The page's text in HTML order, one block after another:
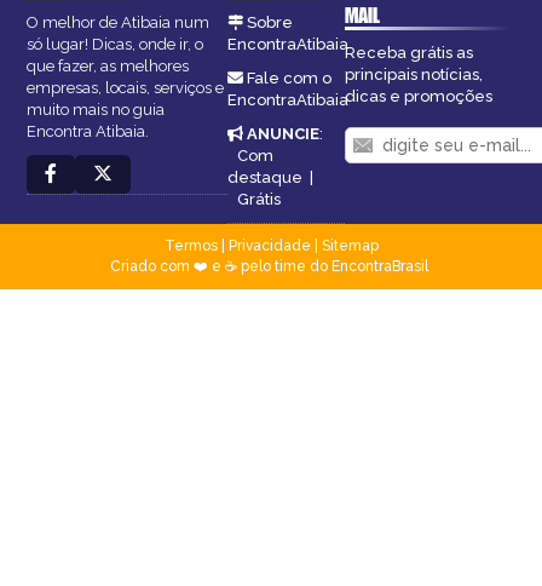
O melhor de Atibaia num
só lugar! Dicas, onde ir, o
que fazer, as melhores
empresas, locais, serviços e
muito mais no guia
Encontra Atibaia.
Sobre
EncontraAtibaia
Fale com o
EncontraAtibaia
ANUNCIE:
Com
destaque |
Grátis
MAIL
Receba grátis as
principais notícias,
dicas e promoções
Termos| Privacidade
Sitemap
Criado com ❤️ e ☕ pelo time do EncontraBrasil